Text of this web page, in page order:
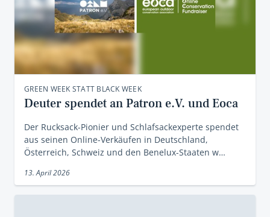
GREEN WEEK STATT BLACK WEEK
Deuter spendet an Patron e.V. und Eoca
Der Rucksack-Pionier und Schlafsackexperte spendet
aus seinen Online-Verkäufen in Deutschland,
Österreich, Schweiz und den Benelux-Staaten w…
13. April 2026